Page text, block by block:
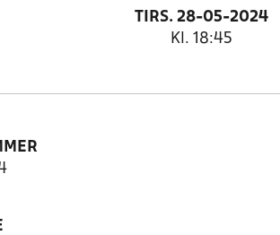
TIRS. 28-05-2024
Kl. 18:45